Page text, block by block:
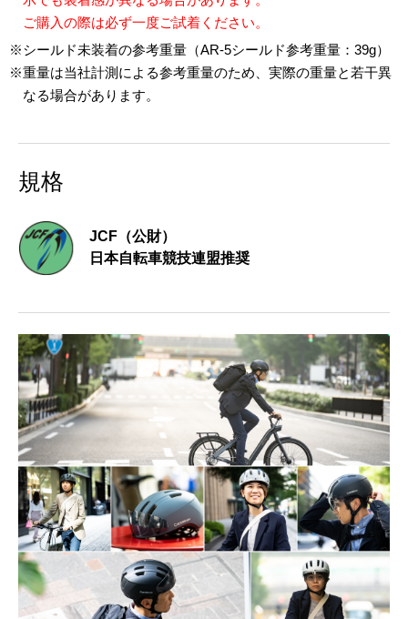
ご購入の際は必ず一度ご試着ください。
※シールド未装着の参考重量（AR-5シールド参考重量：39g）
※重量は当社計測による参考重量のため、実際の重量と若干異
なる場合があります。
規格
JCF（公財）
日本自転車競技連盟推奨